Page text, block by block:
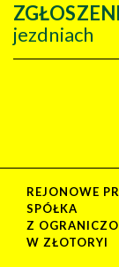
jezdniach
REJONOWE
SPÓŁKA
Z
W ZŁOTORYI